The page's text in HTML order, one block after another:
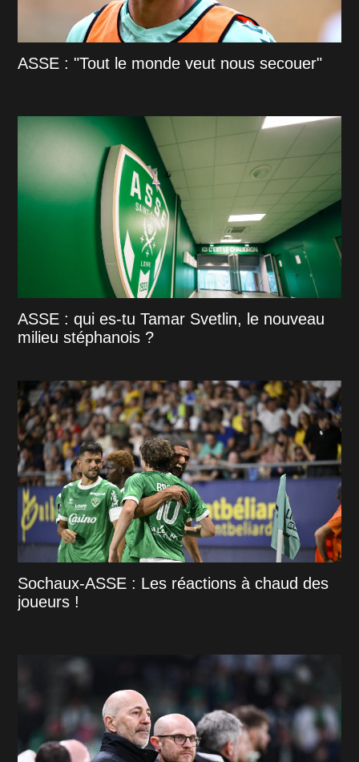
ASSE : "Tout le monde veut nous secouer"
ASSE : qui es-tu Tamar Svetlin, le nouveau
milieu stéphanois ?
Sochaux-ASSE : Les réactions à chaud des
joueurs !